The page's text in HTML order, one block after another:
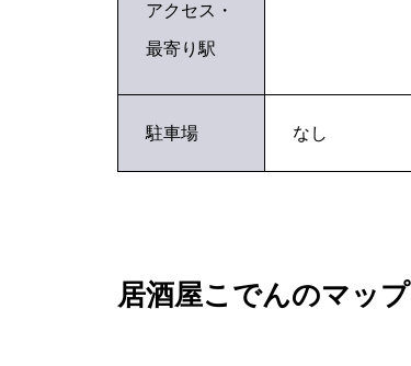
アクセス・
最寄り駅
駐車場 なし
居酒屋こでんのマップ